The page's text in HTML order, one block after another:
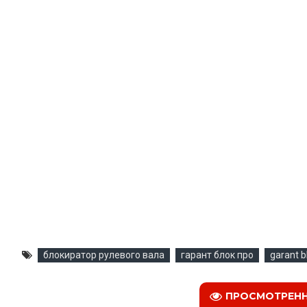
блокиратор рулевого вала гарант блок про garant